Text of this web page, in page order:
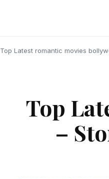
Top Latest romantic movies
Top
–